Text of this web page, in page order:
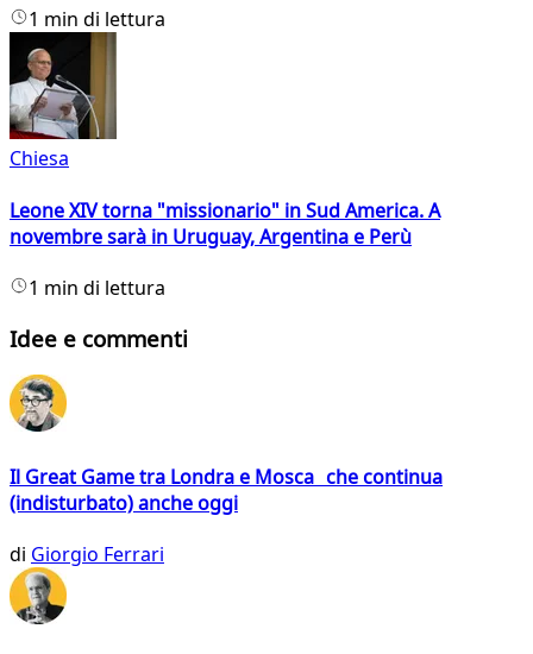
1 min di lettura
Chiesa
Leone XIV torna "missionario" in Sud America. A
novembre sarà in Uruguay, Argentina e Perù
1 min di lettura
Idee e commenti
Il Great Game tra Londra e Mosca che continua
(indisturbato) anche oggi
di Giorgio Ferrari